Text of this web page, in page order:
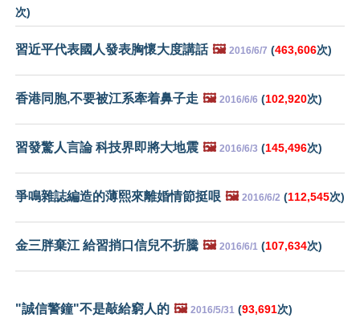
次)
習近平代表國人發表胸懷大度講話 🖼️ 2016/6/7 (463,606次)
香港同胞,不要被江系牽着鼻子走 🖼️ 2016/6/6 (102,920次)
習發驚人言論 科技界即將大地震 🖼️ 2016/6/3 (145,496次)
爭鳴雜誌編造的薄熙來離婚情節挺哏 🖼️ 2016/6/2 (112,545次)
金三胖棄江 給習捎口信兒不折騰 🖼️ 2016/6/1 (107,634次)
"誠信警鐘"不是敲給窮人的 🖼️ 2016/5/31 (93,691次)